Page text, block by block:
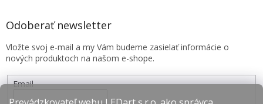
Odoberať newsletter
Vložte svoj e-mail a my Vám budeme zasielať informácie o
nových produktoch na našom e-shope.
Email